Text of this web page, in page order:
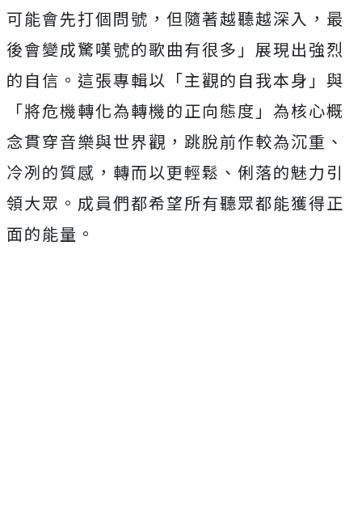
可能會先打個問號，但隨著越聽越深入， 最
後會變成驚嘆號的歌曲有很多」展現出強烈
的自信。這張專輯以「主觀的自我本身」與
「將危機轉化為轉機的正向態度」 為核心概
念貫穿音樂與世界觀，跳脫前作較為沉重、
冷冽的質感， 轉而以更輕鬆、俐落的魅力引
領大眾。 成員們都希望所有聽眾都能獲得正
面的能量。